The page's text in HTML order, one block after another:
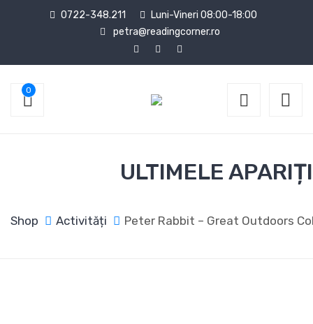
0722-348.211
Luni-Vineri 08:00-18:00
petra@readingcorner.ro
0
ULTIMELE
Shop Activități Peter Rabbit – Great Outdoors